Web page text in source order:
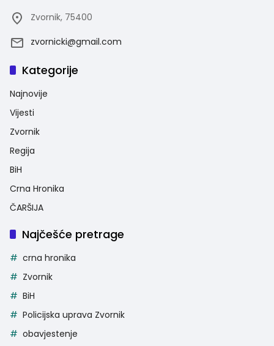
Zvornik, 75400
zvornicki@gmail.com
Kategorije
Najnovije
Vijesti
Zvornik
Regija
BiH
Crna Hronika
ČARŠIJA
Najčešće pretrage
crna hronika
Zvornik
BiH
Policijska uprava Zvornik
obavjestenje